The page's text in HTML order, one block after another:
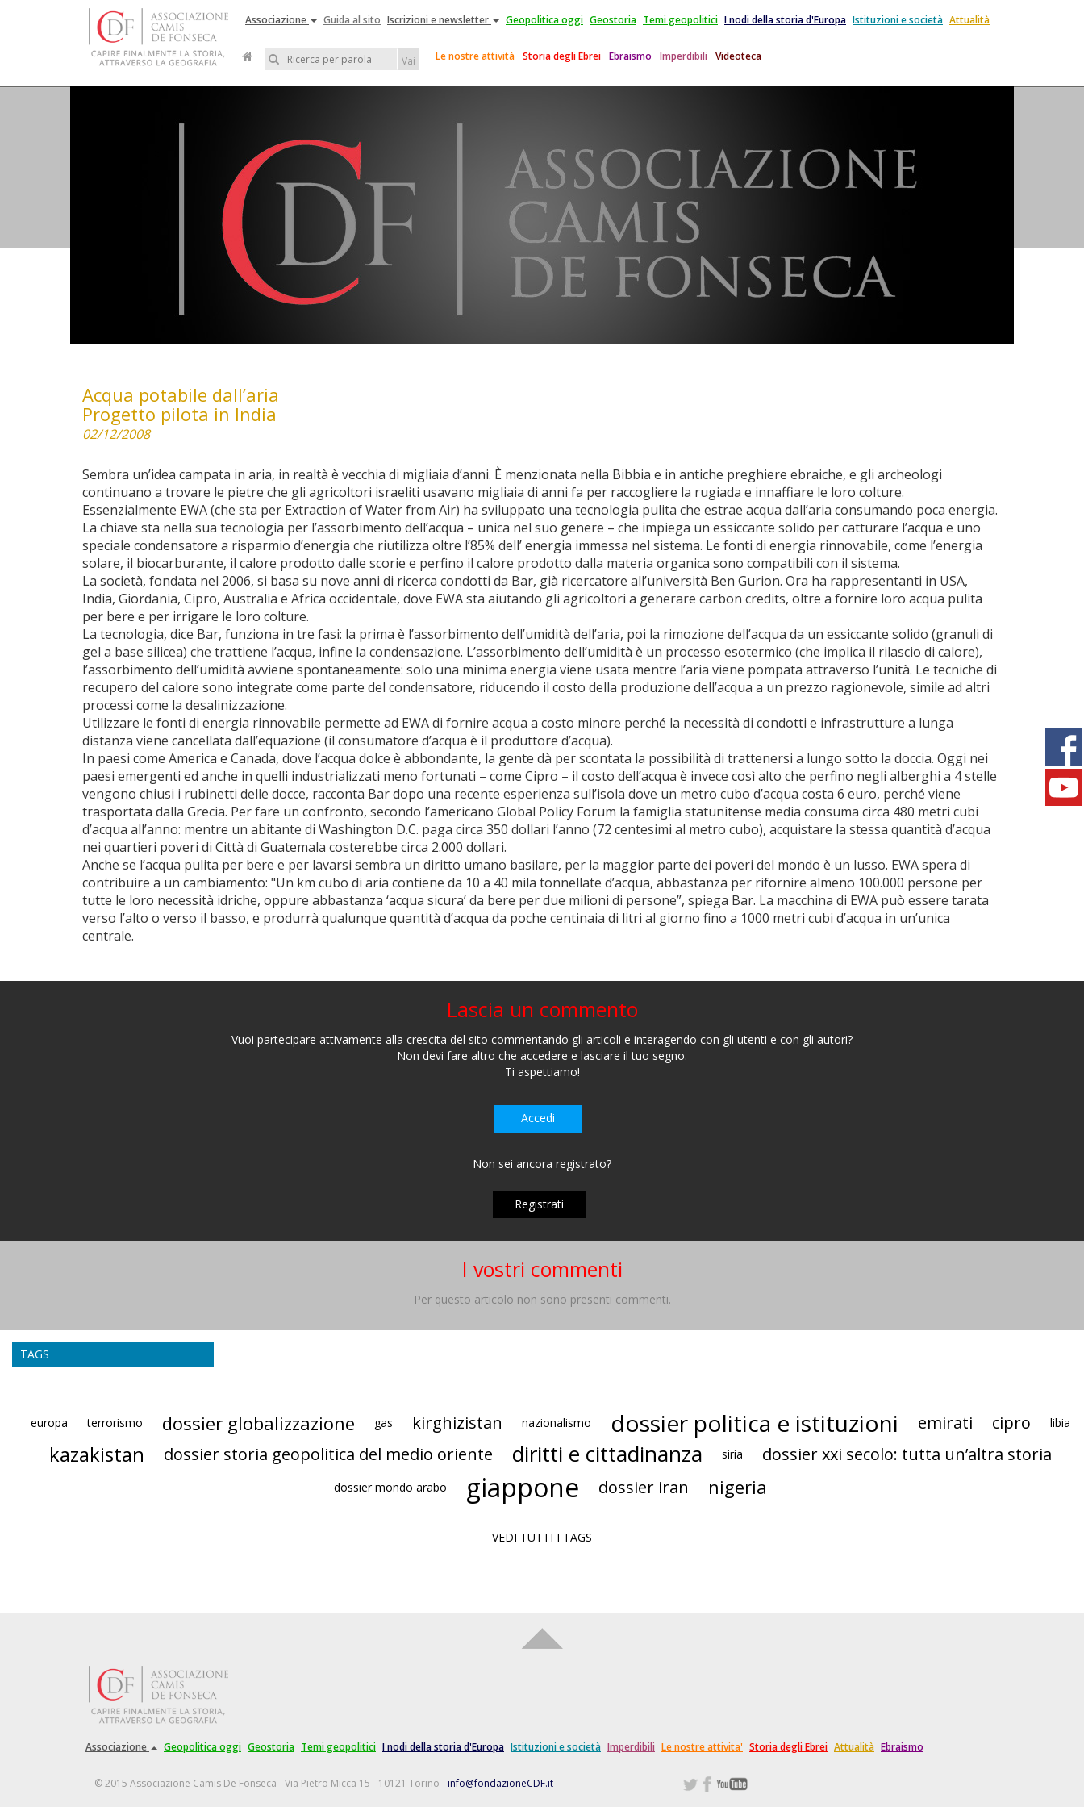
Associazione Guida al sito Iscrizioni e newsletter Geopolitica oggi Geostoria Temi geopolitici I nodi della storia d'Europa Istituzioni e società Attualità
Vai Le nostre attività Storia degli Ebrei Ebraismo Imperdibili Videoteca
Acqua potabile dall’aria
Progetto pilota in India
02/12/2008
Sembra un’idea campata in aria, in realtà è vecchia di migliaia d’anni. È menzionata nella Bibbia e in antiche preghiere ebraiche, e gli archeologi
continuano a trovare le pietre che gli agricoltori israeliti usavano migliaia di anni fa per raccogliere la rugiada e innaffiare le loro colture.
Essenzialmente EWA (che sta per Extraction of Water from Air) ha sviluppato una tecnologia pulita che estrae acqua dall’aria consumando poca energia.
La chiave sta nella sua tecnologia per l’assorbimento dell’acqua – unica nel suo genere – che impiega un essiccante solido per catturare l’acqua e uno
speciale condensatore a risparmio d’energia che riutilizza oltre l’85% dell’ energia immessa nel sistema. Le fonti di energia rinnovabile, come l’energia
solare, il biocarburante, il calore prodotto dalle scorie e perfino il calore prodotto dalla materia organica sono compatibili con il sistema.
La società, fondata nel 2006, si basa su nove anni di ricerca condotti da Bar, già ricercatore all’università Ben Gurion. Ora ha rappresentanti in USA,
India, Giordania, Cipro, Australia e Africa occidentale, dove EWA sta aiutando gli agricoltori a generare carbon credits, oltre a fornire loro acqua pulita
per bere e per irrigare le loro colture.
La tecnologia, dice Bar, funziona in tre fasi: la prima è l’assorbimento dell’umidità dell’aria, poi la rimozione dell’acqua da un essiccante solido (granuli di
gel a base silicea) che trattiene l’acqua, infine la condensazione. L’assorbimento dell’umidità è un processo esotermico (che implica il rilascio di calore),
l’assorbimento dell’umidità avviene spontaneamente: solo una minima energia viene usata mentre l’aria viene pompata attraverso l’unità. Le tecniche di
recupero del calore sono integrate come parte del condensatore, riducendo il costo della produzione dell’acqua a un prezzo ragionevole, simile ad altri
processi come la desalinizzazione.
Utilizzare le fonti di energia rinnovabile permette ad EWA di fornire acqua a costo minore perché la necessità di condotti e infrastrutture a lunga
distanza viene cancellata dall’equazione (il consumatore d’acqua è il produttore d’acqua).
In paesi come America e Canada, dove l’acqua dolce è abbondante, la gente dà per scontata la possibilità di trattenersi a lungo sotto la doccia. Oggi nei
paesi emergenti ed anche in quelli industrializzati meno fortunati – come Cipro – il costo dell’acqua è invece così alto che perfino negli alberghi a 4 stelle
vengono chiusi i rubinetti delle docce, racconta Bar dopo una recente esperienza sull’isola dove un metro cubo d’acqua costa 6 euro, perché viene
trasportata dalla Grecia. Per fare un confronto, secondo l’americano Global Policy Forum la famiglia statunitense media consuma circa 480 metri cubi
d’acqua all’anno: mentre un abitante di Washington D.C. paga circa 350 dollari l’anno (72 centesimi al metro cubo), acquistare la stessa quantità d’acqua
nei quartieri poveri di Città di Guatemala costerebbe circa 2.000 dollari.
Anche se l’acqua pulita per bere e per lavarsi sembra un diritto umano basilare, per la maggior parte dei poveri del mondo è un lusso. EWA spera di
contribuire a un cambiamento: "Un km cubo di aria contiene da 10 a 40 mila tonnellate d’acqua, abbastanza per rifornire almeno 100.000 persone per
tutte le loro necessità idriche, oppure abbastanza ‘acqua sicura’ da bere per due milioni di persone”, spiega Bar. La macchina di EWA può essere tarata
verso l’alto o verso il basso, e produrrà qualunque quantità d’acqua da poche centinaia di litri al giorno fino a 1000 metri cubi d’acqua in un’unica
centrale.
Lascia un commento
Vuoi partecipare attivamente alla crescita del sito commentando gli articoli e interagendo con gli utenti e con gli autori?
Non devi fare altro che accedere e lasciare il tuo segno.
Ti aspettiamo!
Accedi
Non sei ancora registrato?
Registrati
I vostri commenti
Per questo articolo non sono presenti commenti.
TAGS
europa terrorismo dossier globalizzazione gas kirghizistan nazionalismo dossier politica e istituzioni emirati cipro libia
kazakistan dossier storia geopolitica del medio oriente diritti e cittadinanza siria dossier xxi secolo: tutta un’altra storia
dossier mondo arabo giappone dossier iran nigeria
VEDI TUTTI I TAGS
Associazione Geopolitica oggi Geostoria Temi geopolitici I nodi della storia d'Europa Istituzioni e società Imperdibili Le nostre attivita' Storia degli Ebrei Attualità Ebraismo
© 2015 Associazione Camis De Fonseca - Via Pietro Micca 15 - 10121 Torino - info@fondazioneCDF.it